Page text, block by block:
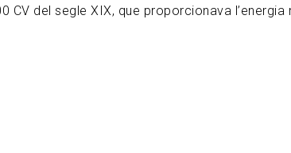
CV del segle XIX, que proporcionava l’energia